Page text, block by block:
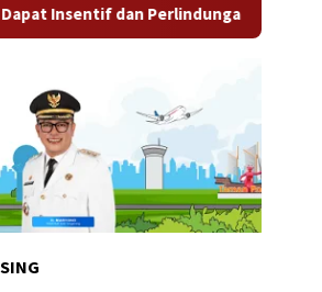
BPJS Ketenagakerjaan